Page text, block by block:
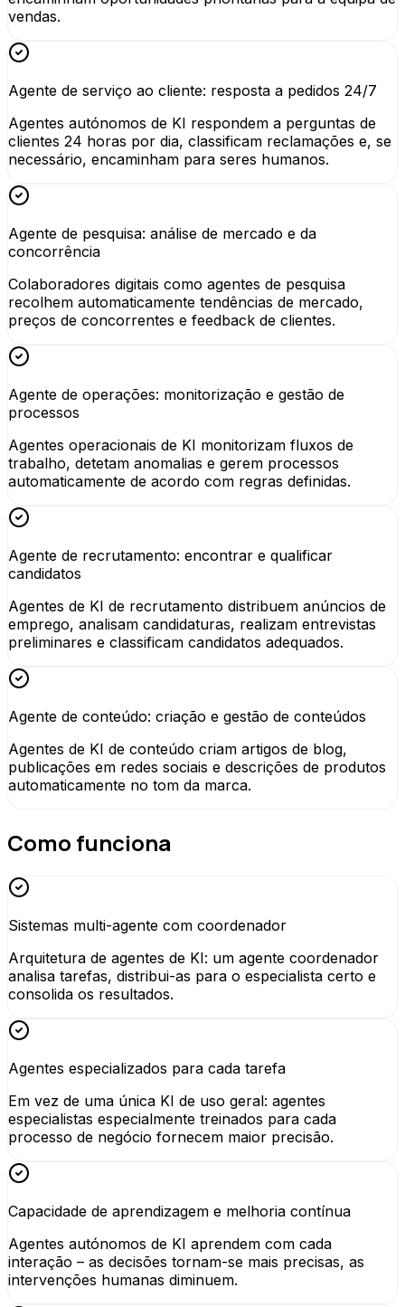
vendas.
Agente de serviço ao cliente: resposta a pedidos 24/7
Agentes autónomos de KI respondem a perguntas de
clientes 24 horas por dia, classificam reclamações e, se
necessário, encaminham para seres humanos.
Agente de pesquisa: análise de mercado e da
concorrência
Colaboradores digitais como agentes de pesquisa
recolhem automaticamente tendências de mercado,
preços de concorrentes e feedback de clientes.
Agente de operações: monitorização e gestão de
processos
Agentes operacionais de KI monitorizam fluxos de
trabalho, detetam anomalias e gerem processos
automaticamente de acordo com regras definidas.
Agente de recrutamento: encontrar e qualificar
candidatos
Agentes de KI de recrutamento distribuem anúncios de
emprego, analisam candidaturas, realizam entrevistas
preliminares e classificam candidatos adequados.
Agente de conteúdo: criação e gestão de conteúdos
Agentes de KI de conteúdo criam artigos de blog,
publicações em redes sociais e descrições de produtos
automaticamente no tom da marca.
Como funciona
Sistemas multi-agente com coordenador
Arquitetura de agentes de KI: um agente coordenador
analisa tarefas, distribui-as para o especialista certo e
consolida os resultados.
Agentes especializados para cada tarefa
Em vez de uma única KI de uso geral: agentes
especialistas especialmente treinados para cada
processo de negócio fornecem maior precisão.
Capacidade de aprendizagem e melhoria contínua
Agentes autónomos de KI aprendem com cada
interação – as decisões tornam-se mais precisas, as
intervenções humanas diminuem.